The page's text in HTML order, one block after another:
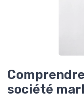
société